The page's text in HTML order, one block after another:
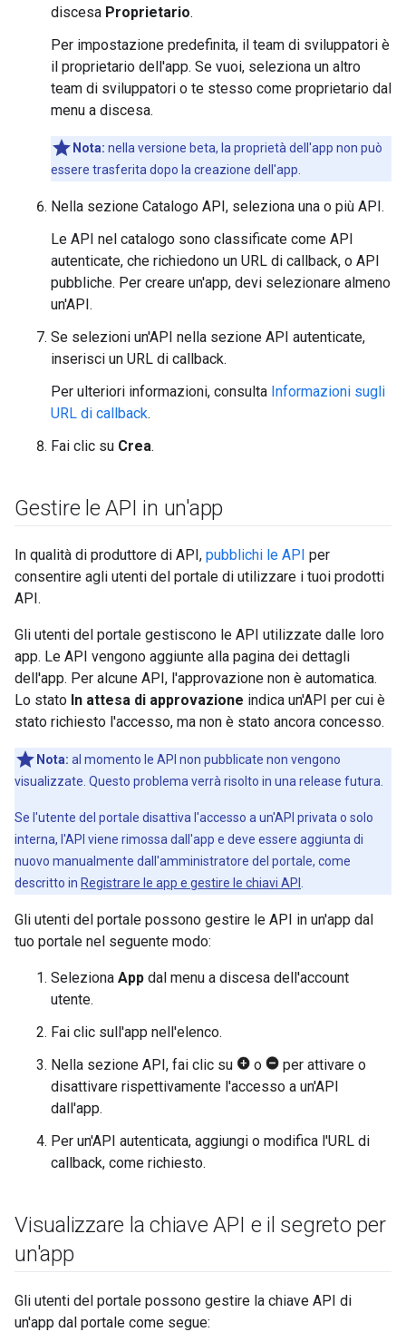
discesa Proprietario.
Per impostazione predefinita, il team di sviluppatori è
il proprietario dell'app. Se vuoi, seleziona un altro
team di sviluppatori o te stesso come proprietario dal
menu a discesa.
Nota: nella versione beta, la proprietà dell'app non può
essere trasferita dopo la creazione dell'app.
Nella sezione Catalogo API, seleziona una o più API.
Le API nel catalogo sono classificate come API
autenticate, che richiedono un URL di callback, o API
pubbliche. Per creare un'app, devi selezionare almeno
un'API.
Se selezioni un'API nella sezione API autenticate,
inserisci un URL di callback.
Per ulteriori informazioni, consulta Informazioni sugli
URL di callback.
Fai clic su Crea.
Gestire le API in un'app
In qualità di produttore di API, pubblichi le API per
consentire agli utenti del portale di utilizzare i tuoi prodotti
API.
Gli utenti del portale gestiscono le API utilizzate dalle loro
app. Le API vengono aggiunte alla pagina dei dettagli
dell'app. Per alcune API, l'approvazione non è automatica.
Lo stato In attesa di approvazione indica un'API per cui è
stato richiesto l'accesso, ma non è stato ancora concesso.
Nota: al momento le API non pubblicate non vengono
visualizzate. Questo problema verrà risolto in una release futura.
Se l'utente del portale disattiva l'accesso a un'API privata o solo
interna, l'API viene rimossa dall'app e deve essere aggiunta di
nuovo manualmente dall'amministratore del portale, come
descritto in Registrare le app e gestire le chiavi API
Gli utenti del portale possono gestire le API in un'app dal
tuo portale nel seguente modo:
Seleziona App dal menu a discesa dell'account
utente.
Fai clic sull'app nell'elenco.
Nella sezione API, fai clic su
o
per attivare o
disattivare rispettivamente l'accesso a un'API
dall'app.
Per un'API autenticata, aggiungi o modifica l'URL di
callback, come richiesto.
Visualizzare la chiave API e il segreto per
un'app
Gli utenti del portale possono gestire la chiave API di
un'app dal portale come segue: